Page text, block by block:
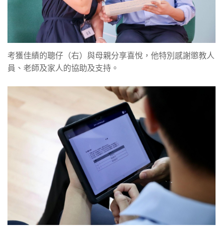
考獲佳績的聰仔（右）與母親分享喜悅，他特別感謝懲教人
員、老師及家人的協助及支持。